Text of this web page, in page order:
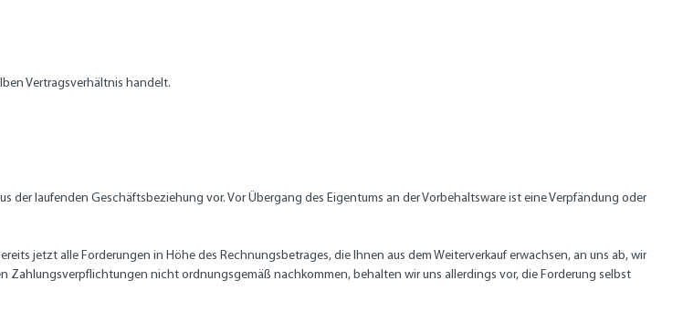
Vertragsverhältnis handelt.
der laufenden Geschäftsbeziehung vor. Vor Übergang des Eigentums an der Vorbehaltsware ist eine Verpfändung oder
jetzt alle Forderungen in Höhe des Rechnungsbetrages, die Ihnen aus dem Weiterverkauf erwachsen, an uns ab, wir
Zahlungsverpflichtungen nicht ordnungsgemäß nachkommen, behalten wir uns allerdings vor, die Forderung selbst